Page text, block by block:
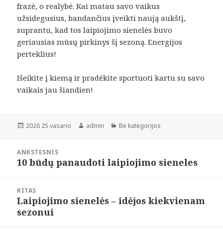
frazė, o realybė. Kai matau savo vaikus
užsidegusius, bandančius įveikti naują aukštį,
suprantu, kad tos laipiojimo sienelės buvo
geriausias mūsų pirkinys šį sezoną. Energijos
perteklius!
Išeikite į kiemą ir pradėkite sportuoti kartu su savo
vaikais jau šiandien!
Paskelbta
2026 25 vasario Autorius
admin Kategorijos
Be kategorijos
įrašų
ANKSTESNIS
Ankstesnis
10 būdų panaudoti laipiojimo sieneles
KITAS
Paskesnis
įrašas:
Laipiojimo sienelės – idėjos kiekvienam
sezonui